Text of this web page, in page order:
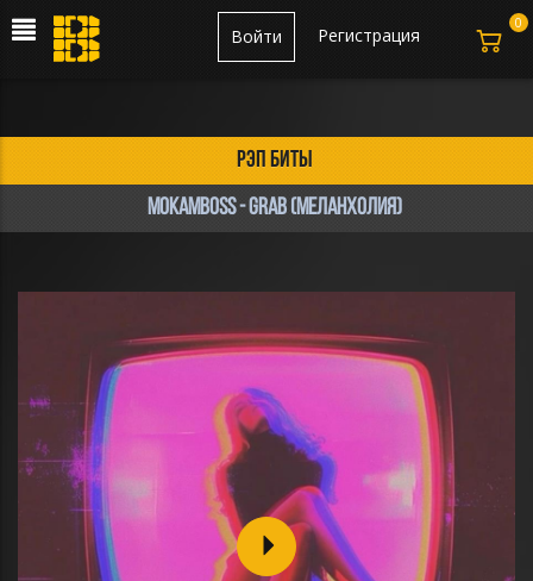
Регистрация
Войти
рэп биты
Mokamboss - GRAB (меланхолия)
0